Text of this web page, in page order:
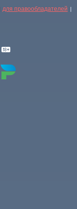
для правообладателей |